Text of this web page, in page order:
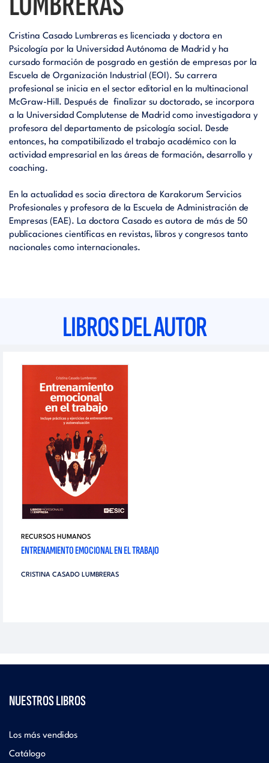
Cristina Casado Lumbreras es licenciada y doctora en
Psicología por la Universidad Autónoma de Madrid y ha
cursado formación de posgrado en gestión de empresas por la
Escuela de Organización Industrial (EOI). Su carrera
profesional se inicia en el sector editorial en la multinacional
McGraw-Hill. Después de finalizar su doctorado, se incorpora
a la Universidad Complutense de Madrid como investigadora y
profesora del departamento de psicología social. Desde
entonces, ha compatibilizado el trabajo académico con la
actividad empresarial en las áreas de formación, desarrollo y
coaching.
En la actualidad es socia directora de Karakorum Servicios
Profesionales y profesora de la Escuela de Administración de
Empresas (EAE). La doctora Casado es autora de más de 50
publicaciones científicas en revistas, libros y congresos tanto
nacionales como internacionales.
LIBROS DEL AUTOR
RECURSOS HUMANOS
ENTRENAMIENTO EMOCIONAL EN EL TRABAJO
CRISTINA CASADO LUMBRERAS
NUESTROS LIBROS
Los más vendidos
Catálogo